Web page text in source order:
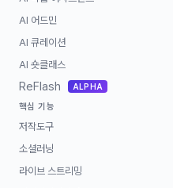
AI 어드민
AI 큐레이션
AI 숏클래스
ReFlash ALPHA
핵심 기능
저작도구
소셜러닝
라이브 스트리밍